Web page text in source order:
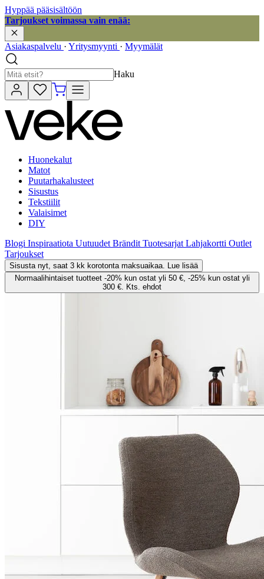
Hyppää pääsisältöön
Tarjoukset voimassa vain enää:
Asiakaspalvelu · Yritysmyynti · Myymälät
Haku
Huonekalut
Matot
Puutarhakalusteet
Sisustus
Tekstiilit
Valaisimet
DIY
Blogi Inspiraatiota Uutuudet Brändit Tuotesarjat Lahjakortti Outlet
Tarjoukset
Sisusta nyt, saat 3 kk korotonta maksuaikaa. Lue lisää
Normaalihintaiset tuotteet -20% kun ostat yli 50 €, -25% kun ostat yli
300 €. Kts. ehdot